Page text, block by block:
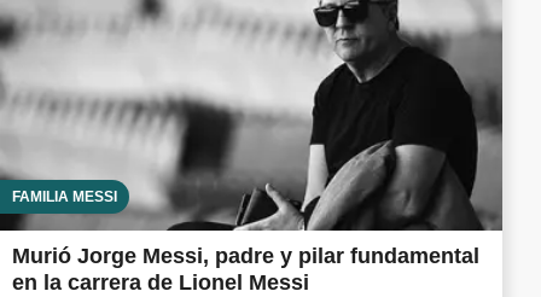
FAMILIA MESSI
Murió Jorge Messi, padre y pilar fundamental
en la carrera de Lionel Messi